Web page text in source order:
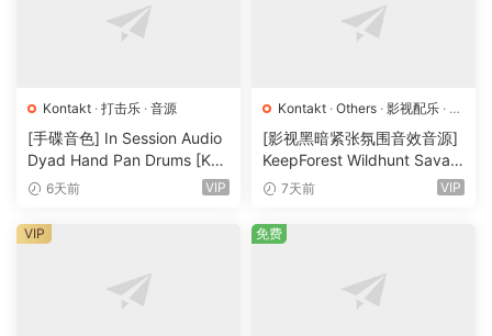
Kontakt · 打击乐 · 音源
[手碟音色] In Session Audio
Dyad Hand Pan Drums [KO
NTAKT]（4.33GB）
6天前 VIP
Kontakt · Others · 影视配乐 · 环
境铺底· 素材 ·采样 ·音效特殊·
音源
[影视黑暗紧张氛围音效音源]
KeepForest Wildhunt Savag
e Ritual Tension [WAV, KON
7天前 VIP
VIP 免费